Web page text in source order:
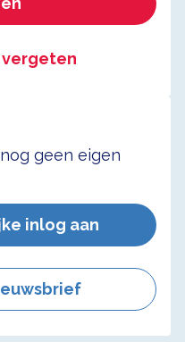
geen eigen
inlog aan